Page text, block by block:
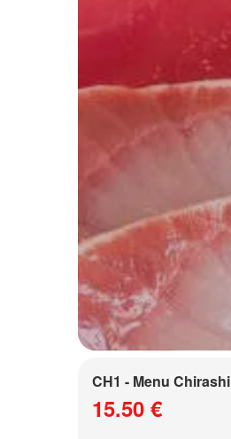
CH1 - Menu Chirashi
15.50 €